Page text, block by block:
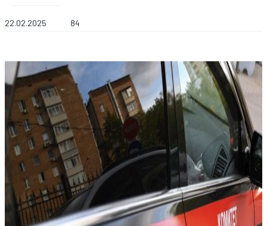
22.02.2025 84